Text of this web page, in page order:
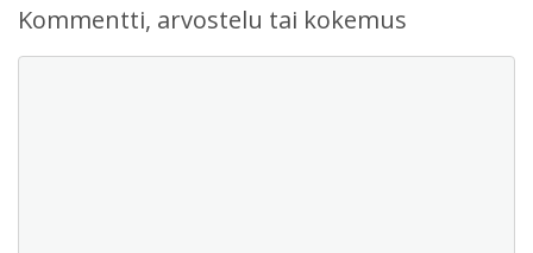
Kommentti, arvostelu tai kokemus